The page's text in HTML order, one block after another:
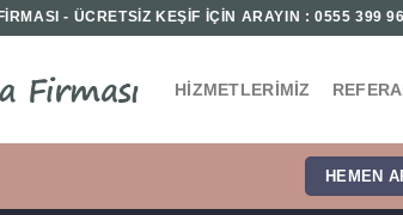
- ÜCRETSİZ KEŞİF İÇİN ARAYIN : 0555 399
HIZMETLERIMIZ
HEMEN